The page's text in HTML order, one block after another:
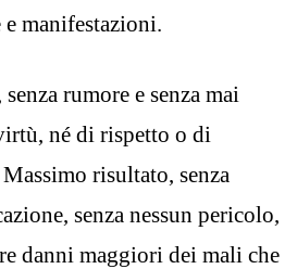
manifestazioni.
rumore e senza mai
né di rispetto o di
risultato, senza
senza nessun pericolo,
danni maggiori dei mali che